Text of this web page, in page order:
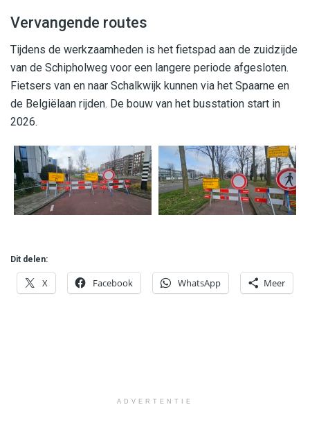
Vervangende routes
Tijdens de werkzaamheden is het fietspad aan de zuidzijde
van de Schipholweg voor een langere periode afgesloten.
Fietsers van en naar Schalkwijk kunnen via het Spaarne en
de Belgiëlaan rijden. De bouw van het busstation start in
2026.
Dit delen:
X Facebook WhatsApp Meer
ADVERTENTIE